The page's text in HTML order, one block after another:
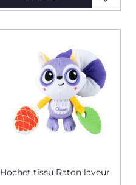
Hochet tissu Raton laveur